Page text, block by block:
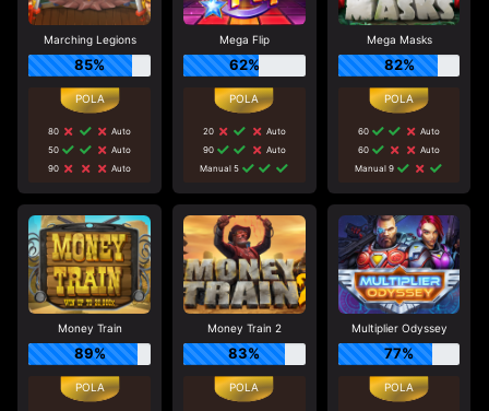
Marching Legions
85%
80
Auto
50
Auto
90
Auto
Mega Flip
62%
20
Auto
90
Auto
Manual 5
Mega Masks
82%
60
Auto
60
Auto
Manual 9
Money Train
89%
Money Train 2
83%
Multiplier Odyssey
77%